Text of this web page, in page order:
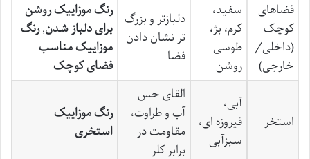
فضاهای
کوچک
(داخلی/
خارجی)
سفید،
کرم، بژ،
طوسی
روشن
دلبازتر و بزرگ
تر نشان دادن
فضا
رنگ موزاییک روشن
برای دلباز شدن,رنگ
موزاییک مناسب
فضای کوچک
استخر
آبی،
فیروزه ای،
سبزآبی
القای حس
آب و طراوت،
مقاومت در
برابر کلر
رنگ موزاییک
استخری